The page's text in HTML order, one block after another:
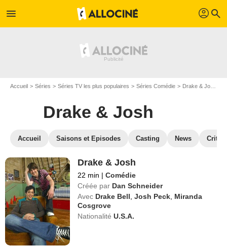
menu profil search
Accueil Séries Séries TV les plus populaires Séries Comédie Drake & Josh
Drake & Josh
Accueil Saisons et Episodes Casting News
Drake & Josh
22 min | Comédie
Créée par Dan Schneider
Avec Drake Bell ,Josh Peck Miranda
Cosgrove
Nationalité U.S.A.